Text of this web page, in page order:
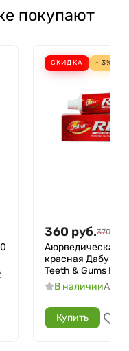
покупают
СКИДКА - 3%
360 руб.370
Аюрведическая
красная Дабур
Teeth & Gums
В наличии
Купить